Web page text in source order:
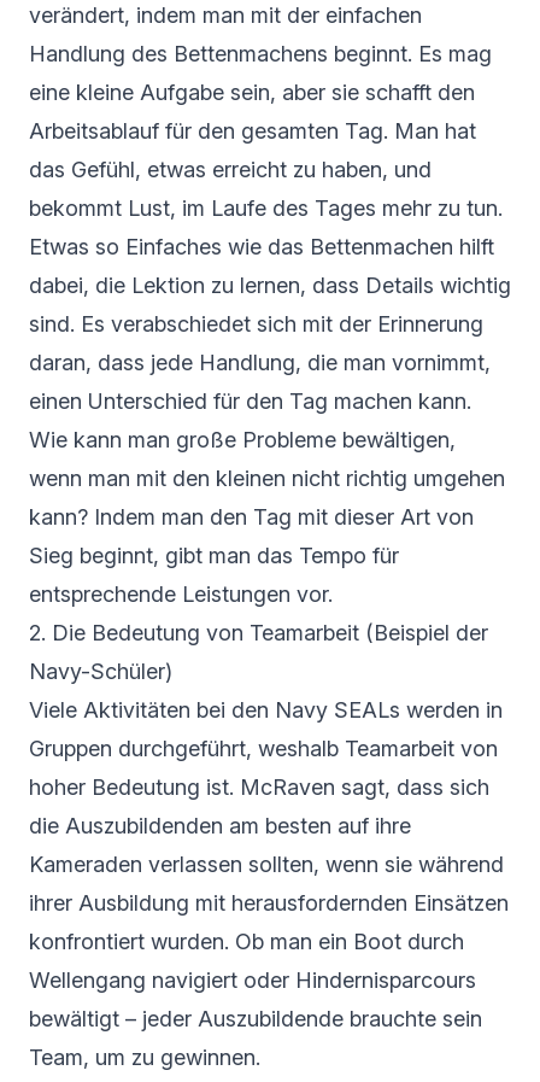
verändert, indem man mit der einfachen
Handlung des Bettenmachens beginnt. Es mag
eine kleine Aufgabe sein, aber sie schafft den
Arbeitsablauf für den gesamten Tag. Man hat
das Gefühl, etwas erreicht zu haben, und
bekommt Lust, im Laufe des Tages mehr zu tun.
Etwas so Einfaches wie das Bettenmachen hilft
dabei, die Lektion zu lernen, dass Details wichtig
sind. Es verabschiedet sich mit der Erinnerung
daran, dass jede Handlung, die man vornimmt,
einen Unterschied für den Tag machen kann.
Wie kann man große Probleme bewältigen,
wenn man mit den kleinen nicht richtig umgehen
kann? Indem man den Tag mit dieser Art von
Sieg beginnt, gibt man das Tempo für
entsprechende Leistungen vor.
2. Die Bedeutung von Teamarbeit (Beispiel der
Navy-Schüler)
Viele Aktivitäten bei den Navy SEALs werden in
Gruppen durchgeführt, weshalb Teamarbeit von
hoher Bedeutung ist. McRaven sagt, dass sich
die Auszubildenden am besten auf ihre
Kameraden verlassen sollten, wenn sie während
ihrer Ausbildung mit herausfordernden Einsätzen
konfrontiert wurden. Ob man ein Boot durch
Wellengang navigiert oder Hindernisparcours
bewältigt – jeder Auszubildende brauchte sein
Team, um zu gewinnen.